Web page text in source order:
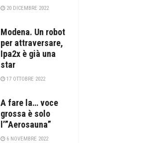
20 DICEMBRE 2022
Modena. Un robot
per attraversare,
Ipa2x è già una
star
17 OTTOBRE 2022
A fare la… voce
grossa è solo
l’”Aerosauna”
6 NOVEMBRE 2022